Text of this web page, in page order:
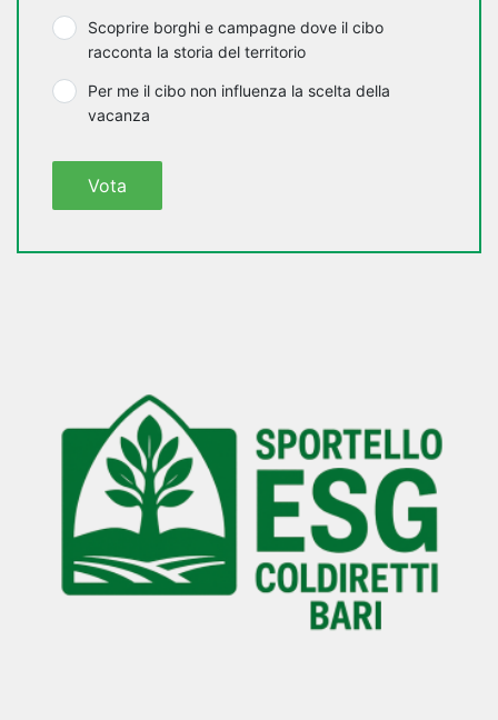
Scoprire borghi e campagne dove il cibo
racconta la storia del territorio
Per me il cibo non influenza la scelta della
vacanza
Vota